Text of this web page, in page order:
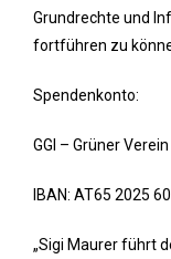
Grundrechte und
fortführen zu
Spendenkonto:
GGI – Grüner
IBAN: AT65 2025
„Sigi Maurer führt